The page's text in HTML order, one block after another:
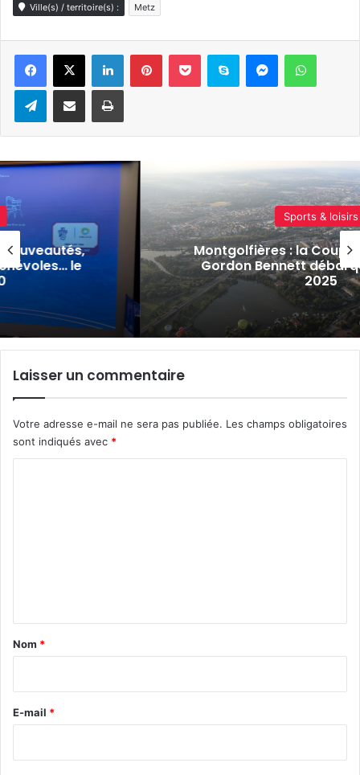
Ville(s) / territoire(s) : Metz
LinkedinPinterestPocket Skype Messenger
TelegramPartager par e-mail Imprimer
le
Sports & loisirs
Montgolfières : la Coupe
Gordon Bennett débarque à
2025
Laisser un commentaire
Votre adresse e-mail ne sera pas publiée. Les champs obligatoires
sont indiqués avec *
a
e
Nom *
E-mail *